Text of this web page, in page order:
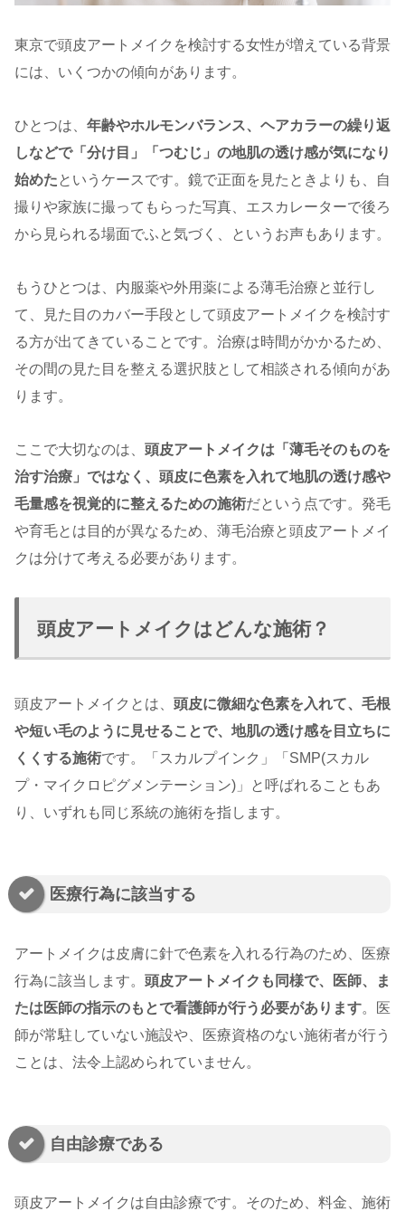
東京で頭皮アートメイクを検討する女性が増えている背景
には、いくつかの傾向があります。
ひとつは、 年齢やホルモンバランス、ヘアカラーの繰り返
しなどで「分け目」「つむじ」の地肌の透け感が気になり
始めた というケースです。鏡で正面を見たときよりも、自
撮りや家族に撮ってもらった写真、エスカレーターで後ろ
から見られる場面でふと気づく、というお声もあります。
もうひとつは、内服薬や外用薬による薄毛治療と並行し
て、見た目のカバー手段として頭皮アートメイクを検討す
る方が出てきていることです。治療は時間がかかるため、
その間の見た目を整える選択肢として相談される傾向があ
ります。
ここで大切なのは、 頭皮アートメイクは「薄毛そのものを
治す治療」ではなく、頭皮に色素を入れて地肌の透け感や
毛量感を視覚的に整えるための施術だという点です。発毛
や育毛とは目的が異なるため、薄毛治療と頭皮アートメイ
クは分けて考える必要があります。
頭皮アートメイクはどんな施術？
頭皮アートメイクとは、 頭皮に微細な色素を入れて、毛根
や短い毛のように見せることで、地肌の透け感を目立ちに
くくする施術です。「スカルプインク」「SMP(スカル
プ・マイクロピグメンテーション)」と呼ばれることもあ
り、いずれも同じ系統の施術を指します。
医療行為に該当する
アートメイクは皮膚に針で色素を入れる行為のため、医療
行為に該当します。 頭皮アートメイクも同様で、医師、ま
たは医師の指示のもとで看護師が行う必要があります。医
師が常駐していない施設や、医療資格のない施術者が行う
ことは、法令上認められていません。
自由診療である
頭皮アートメイクは自由診療です。そのため、料金、施術